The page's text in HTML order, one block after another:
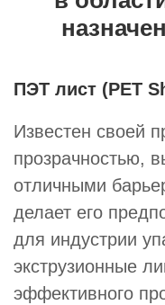
ПЭТ лист (PET
Известен своей
прозрачностью,
отличными
делает его
для индустрии
экструзионные
эффективного